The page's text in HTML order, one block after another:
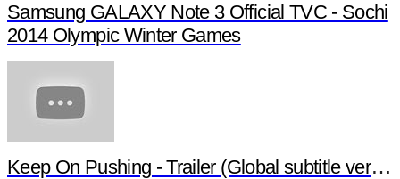
Samsung GALAXY Note 3 Official TVC - Sochi
2014 Olympic Winter Games
Keep On Pushing - Trailer (Global subtitle version)